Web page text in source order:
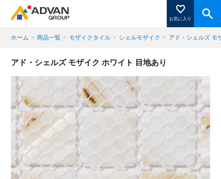
お気に入り
商品ページにある「お気に入り登録」を押すと登録した
商品がここに表示されます。
ホーム > 商品一覧 > モザイクタイル > シェルモザイク > アド・シェルズ モ
アド・シェルズ モザイク ホワイト 目地あり